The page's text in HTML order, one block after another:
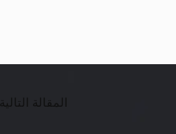
المقالة التالية